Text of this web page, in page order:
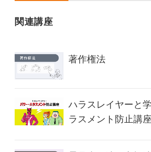
関連講座
著作権法
ハラスレイヤーと
ラスメント防止講座